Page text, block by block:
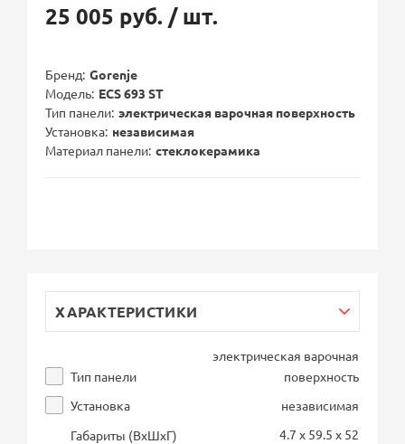
25 005 руб. / шт.
Бренд Gorenje
Модель ECS 693 ST
Тип панели электрическая варочная поверхность
Установка независимая
Материал панели стеклокерамика
ХАРАКТЕРИСТИКИ
Тип панели
электрическая варочная
поверхность
Установка
независимая
Габариты (ВхШхГ)
4.7 x 59.5 x 52